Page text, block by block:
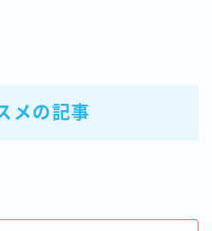
メの記事